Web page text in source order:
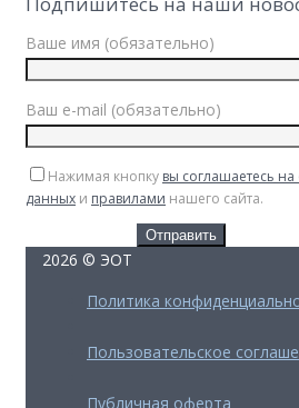
Ваше имя (обязательно)
Ваш e-mail (обязательно)
Нажимая кнопку вы соглашаетесь
данных и правилами нашего сайта.
2026 © ЭОТ
Политика
Пользовательское
Публичная оферта